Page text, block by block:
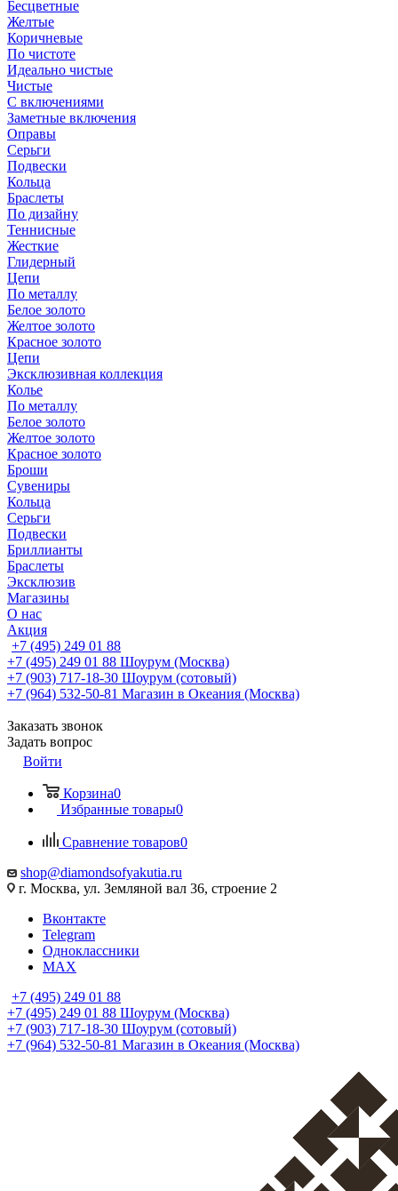
Бесцветные
Желтые
Коричневые
По чистоте
Идеально чистые
Чистые
С включениями
Заметные включения
Оправы
Серьги
Подвески
Кольца
Браслеты
По дизайну
Теннисные
Жесткие
Глидерный
Цепи
По металлу
Белое золото
Желтое золото
Красное золото
Цепи
Эксклюзивная коллекция
Колье
По металлу
Белое золото
Желтое золото
Красное золото
Броши
Сувениры
Кольца
Серьги
Подвески
Бриллианты
Браслеты
Эксклюзив
Магазины
О нас
Акция
+7 (495) 249 01 88
+7 (495) 249 01 88 Шоурум (Москва)
+7 (903) 717-18-30 Шоурум (сотовый)
+7 (964) 532-50-81 Магазин в Океания (Москва)
Заказать звонок
Задать вопрос
Войти
Корзина0
Избранные товары0
Сравнение товаров0
shop@diamondsofyakutia.ru
г. Москва, ул. Земляной вал 36, строение 2
Вконтакте
Telegram
Одноклассники
MAX
+7 (495) 249 01 88
+7 (495) 249 01 88 Шоурум (Москва)
+7 (903) 717-18-30 Шоурум (сотовый)
+7 (964) 532-50-81 Магазин в Океания (Москва)